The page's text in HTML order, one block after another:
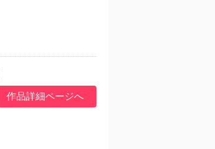
作品詳細ページへ